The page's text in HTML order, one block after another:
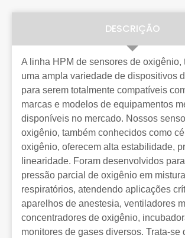
DESCRIÇÃO
A linha HPM de sensores de oxigênio,
uma ampla variedade de dispositivos
para serem totalmente compatíveis
marcas e modelos de equipamentos
disponíveis no mercado. Nossos
oxigênio, também conhecidos como
oxigênio, oferecem alta estabilidade,
linearidade. Foram desenvolvidos
pressão parcial de oxigênio em
respiratórios, atendendo aplicações
aparelhos de anestesia, ventiladores
concentradores de oxigênio,
monitores de gases diversos. Trata-se